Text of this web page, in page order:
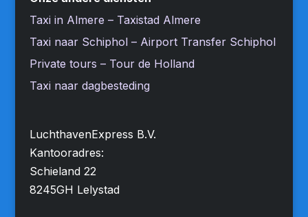
Taxi in Almere – Taxistad Almere
Taxi naar Schiphol – Airport Transfer Schiphol
Private tours – Tour de Holland
Taxi naar dagbesteding
LuchthavenExpress B.V.
Kantooradres:
Schieland 22
8245GH Lelystad